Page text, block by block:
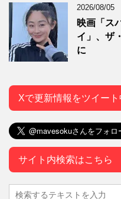
2026/08/05
映画「ス
イ」、ザ
に
Xで更新情報をツイート
サイト内検索はこちら